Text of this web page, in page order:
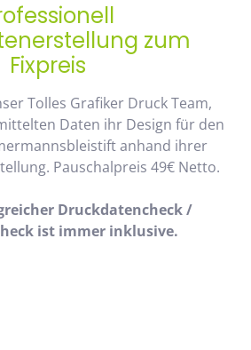
zum
Fixpreis
Tolles Grafiker Druck Team,
Daten ihr Design für den
anhand ihrer
Pauschalpreis 49€ Netto.
Druckdatencheck /
ist immer inklusive.